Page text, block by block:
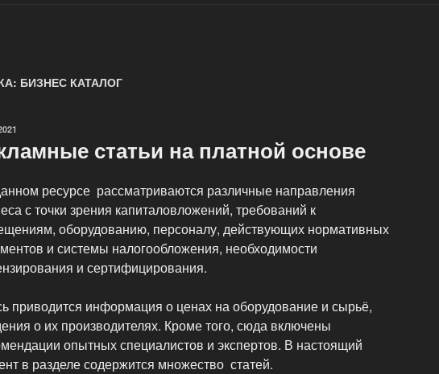
БИЗНЕС КАТАЛОГ
статьи на платной основе
ресурсе рассматриваются различные направления
с точки зрения капиталовложений, требований к
оборудованию, персоналу, действующих нормативных
и системы налогообложения, необходимости
и сертифицирования.
приводится информация о ценах на оборудование и сырьё,
о их производителях. Кроме того, сюда включены
опытных специалистов и экспертов. В настоящий
в разделе содержится множество статей.